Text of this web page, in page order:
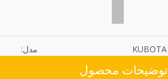
مدل: KUBOTA
توضیحات محصول